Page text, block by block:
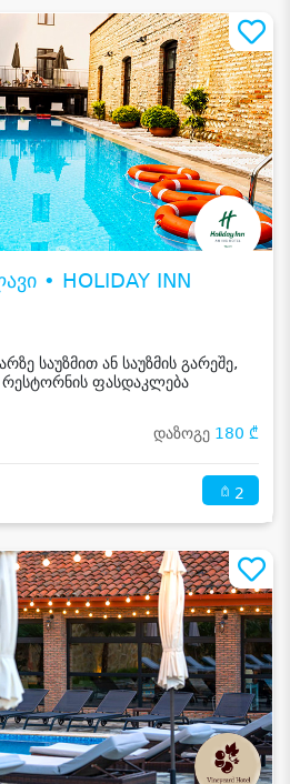
• HOLIDAY INN
საუზმით ან საუზმის გარეშე,
რესტორნის ფასდაკლება
დაზოგე 180 ₾
2